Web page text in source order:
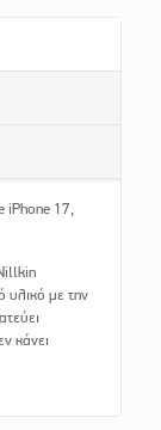
iPhone 17,
υλικό με την
κάνει